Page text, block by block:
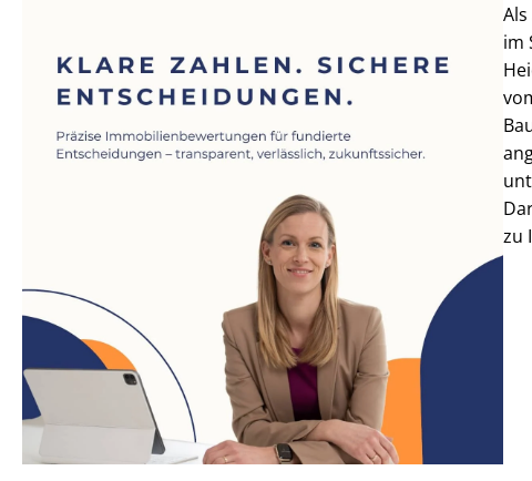
Als
im
zu